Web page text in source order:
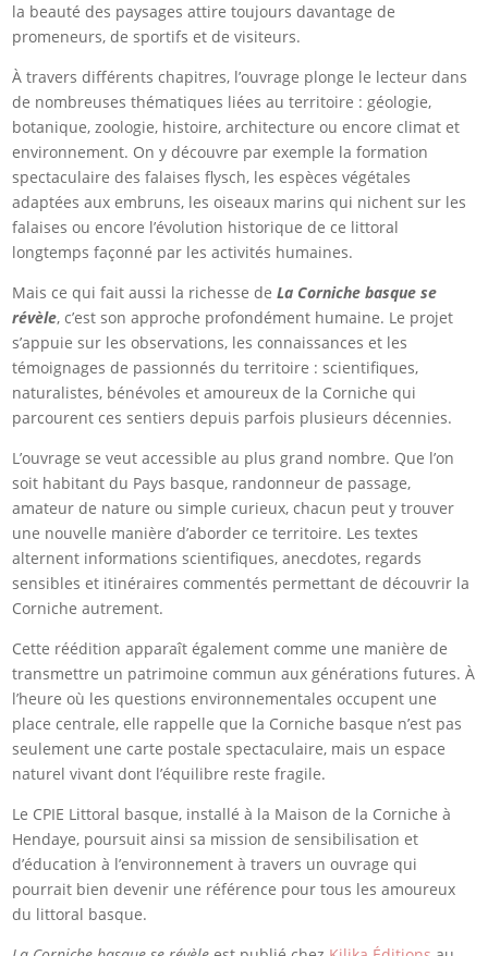
la beauté des paysages attire toujours davantage de
promeneurs, de sportifs et de visiteurs.
À travers différents chapitres, l’ouvrage plonge le lecteur dans
de nombreuses thématiques liées au territoire : géologie,
botanique, zoologie, histoire, architecture ou encore climat et
environnement. On y découvre par exemple la formation
spectaculaire des falaises flysch, les espèces végétales
adaptées aux embruns, les oiseaux marins qui nichent sur les
falaises ou encore l’évolution historique de ce littoral
longtemps façonné par les activités humaines.
Mais ce qui fait aussi la richesse deLa Corniche basque se
révèle, c’est son approche profondément humaine. Le projet
s’appuie sur les observations, les connaissances et les
témoignages de passionnés du territoire : scientifiques,
naturalistes, bénévoles et amoureux de la Corniche qui
parcourent ces sentiers depuis parfois plusieurs décennies.
L’ouvrage se veut accessible au plus grand nombre. Que l’on
soit habitant du Pays basque, randonneur de passage,
amateur de nature ou simple curieux, chacun peut y trouver
une nouvelle manière d’aborder ce territoire. Les textes
alternent informations scientifiques, anecdotes, regards
sensibles et itinéraires commentés permettant de découvrir la
Corniche autrement.
Cette réédition apparaît également comme une manière de
transmettre un patrimoine commun aux générations futures. À
l’heure où les questions environnementales occupent une
place centrale, elle rappelle que la Corniche basque n’est pas
seulement une carte postale spectaculaire, mais un espace
naturel vivant dont l’équilibre reste fragile.
Le CPIE Littoral basque, installé à la Maison de la Corniche à
Hendaye, poursuit ainsi sa mission de sensibilisation et
d’éducation à l’environnement à travers un ouvrage qui
pourrait bien devenir une référence pour tous les amoureux
du littoral basque.